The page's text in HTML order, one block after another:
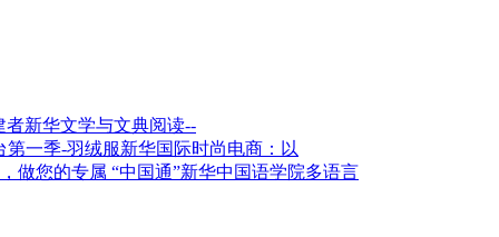
新华文学与文典阅读--
新华国际时尚电商：以
新华中国语学院多语言